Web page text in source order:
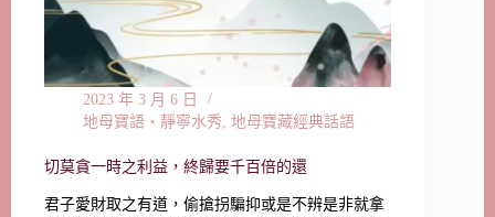
2023 年 3 月 6 日
地母寶語‧靜寧水秀, 地母寶藏經典話語
切莫貪一時之利益，終歸要千百倍的還
君子愛財取之有道，偷搶拐騙抑或是不辨是非就拿